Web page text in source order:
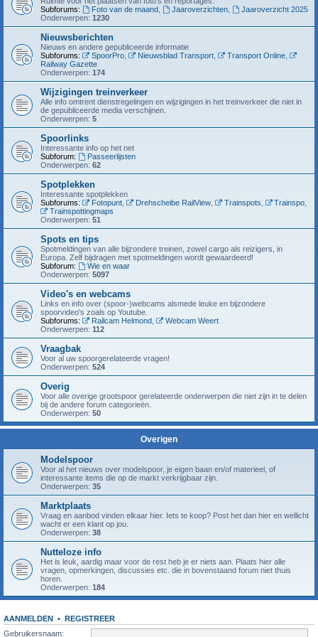
Subforums:
Foto van de maand, Jaaroverzichten,
Jaaroverzicht 2025
Onderwerpen: 1230
Nieuwsberichten
Nieuws en andere gepubliceerde informatie
Subforums:
SpoorPro, Nieuwsblad Transport, Transport Online,
Railway Gazette
Onderwerpen: 174
Wijzigingen treinverkeer
Alle info omtrent dienstregelingen en wijzigingen in het treinverkeer die niet in
de gepubliceerde media verschijnen.
Onderwerpen: 5
Spoorlinks
Interessante info op het net
Subforum:
Passeerlijsten
Onderwerpen: 62
Spotplekken
Interessante spotplekken
Subforums:
Fotopunt, Drehscheibe RailView, Trainspots Trainspo
Trainspottingmaps
Onderwerpen: 51
Spots en tips
Spotmeldingen van alle bijzondere treinen, zowel cargo als reizigers, in
Europa. Zelf bijdragen met spotmeldingen wordt gewaardeerd!
Subforum:
Wie en waar
Onderwerpen: 5097
Video's en webcams
Links en info over (spoor-)webcams alsmede leuke en bijzondere
spoorvideo's zoals op Youtube.
Subforums:
Railcam Helmond,
Webcam Weert
Onderwerpen: 112
Vraagbak
Voor al uw spoorgerelateerde vragen!
Onderwerpen: 524
Overig
Voor alle overige grootspoor gerelateerde onderwerpen die niet zijn in te delen
bij de andere forum categorieën.
Onderwerpen: 50
Overigen
Modelspoor
Voor al het nieuws over modelspoor, je eigen baan en/of materieel, of
interessante items die op de markt verkrijgbaar zijn.
Onderwerpen: 35
Marktplaats
Vraag en aanbod vinden elkaar hier. Iets te koop? Post het dan hier en wellicht
wacht er een klant op jou.
Onderwerpen: 38
Nutteloze info
Het is leuk, aardig maar voor de rest heb je er niets aan. Plaats hier alle
vragen, opmerkingen, discussies etc. die in bovenstaand forum niet thuis
horen.
Onderwerpen: 184
AANMELDEN • REGISTREER
Gebruikersnaam: